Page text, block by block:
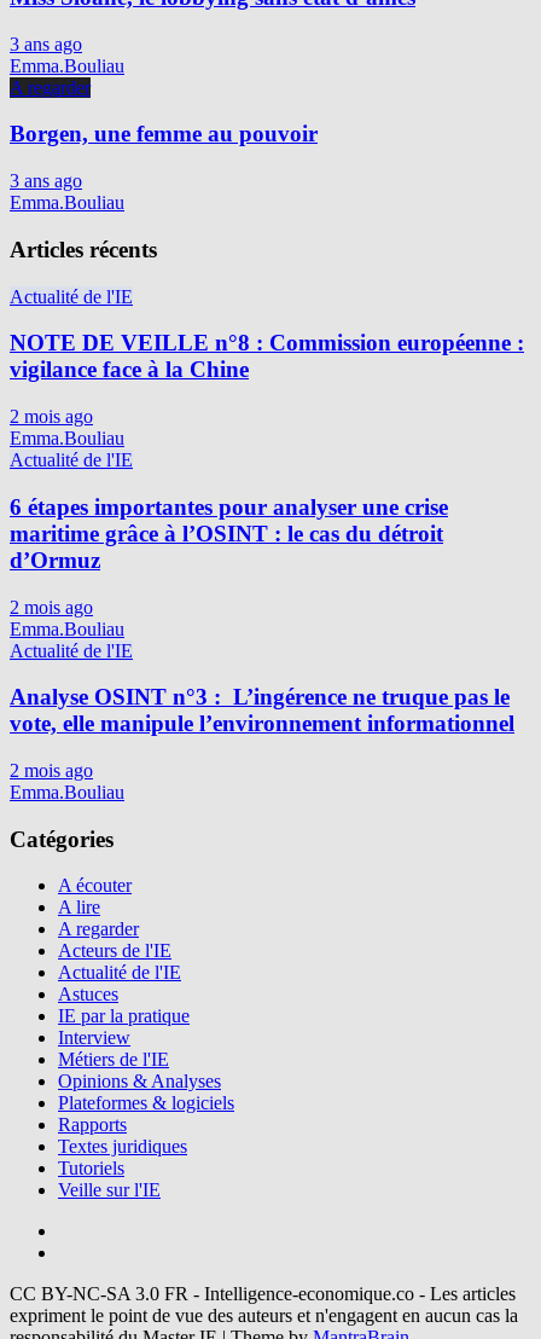
3 ans ago
Emma.Bouliau
A regarder
Borgen, une femme au pouvoir
3 ans ago
Emma.Bouliau
Articles récents
Actualité de l'IE
NOTE DE VEILLE n°8 : Commission européenne :
vigilance face à la Chine
2 mois ago
Emma.Bouliau
Actualité de l'IE
6 étapes importantes pour analyser une crise
maritime grâce à l’OSINT : le cas du détroit
d’Ormuz
2 mois ago
Emma.Bouliau
Actualité de l'IE
Analyse OSINT n°3 : L’ingérence ne truque pas le
vote, elle manipule l’environnement informationnel
2 mois ago
Emma.Bouliau
Catégories
A écouter
A lire
A regarder
Acteurs de l'IE
Actualité de l'IE
Astuces
IE par la pratique
Interview
Métiers de l'IE
Opinions & Analyses
Plateformes & logiciels
Rapports
Textes juridiques
Tutoriels
Veille sur l'IE
CC BY-NC-SA 3.0 FR - Intelligence-economique.co - Les articles
expriment le point de vue des auteurs et n'engagent en aucun cas la